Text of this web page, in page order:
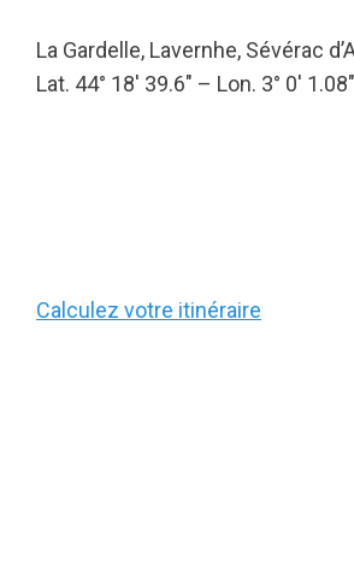
La Gardelle, Lavernhe, Sévérac
Lat. 44° 18′ 39.6″ – Lon. 3° 0′ 1.08″
Calculez votre itinéraire